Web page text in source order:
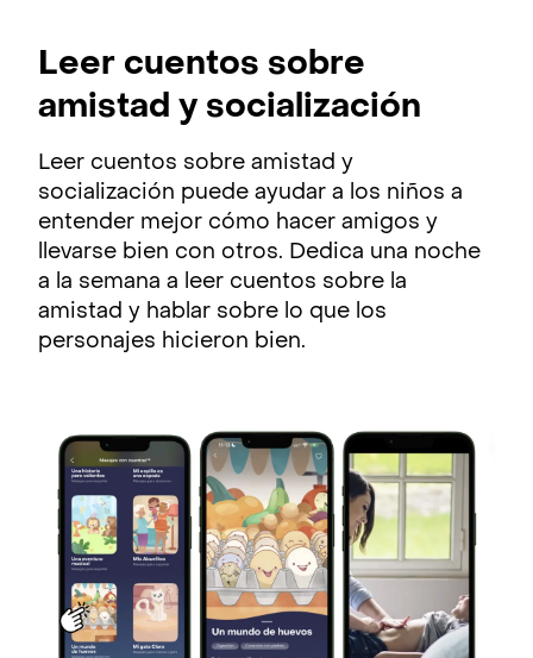
Leer cuentos sobre
amistad y socialización
Leer cuentos sobre amistad y
socialización puede ayudar a los niños a
entender mejor cómo hacer amigos y
llevarse bien con otros. Dedica una noche
a la semana a leer cuentos sobre la
amistad y hablar sobre lo que los
personajes hicieron bien.